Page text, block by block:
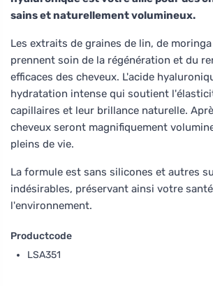
sains et naturellement volumineux.
Les extraits de graines de lin, de
prennent soin de la régénération et du
efficaces des cheveux. L'acide
hydratation intense qui soutient
capillaires et leur brillance naturelle.
cheveux seront magnifiquement
pleins de vie.
La formule est sans silicones et autres
indésirables, préservant ainsi votre
l'environnement.
Productcode
LSA351